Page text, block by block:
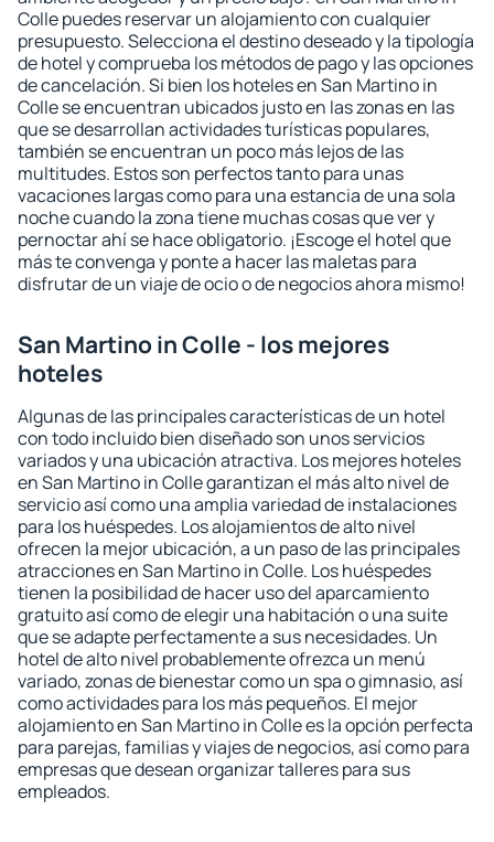
Colle puedes reservar un alojamiento con cualquier
presupuesto. Selecciona el destino deseado y la tipología
de hotel y comprueba los métodos de pago y las opciones
de cancelación. Si bien los hoteles en San Martino in
Colle se encuentran ubicados justo en las zonas en las
que se desarrollan actividades turísticas populares,
también se encuentran un poco más lejos de las
multitudes. Estos son perfectos tanto para unas
vacaciones largas como para una estancia de una sola
noche cuando la zona tiene muchas cosas que ver y
pernoctar ahí se hace obligatorio. ¡Escoge el hotel que
más te convenga y ponte a hacer las maletas para
disfrutar de un viaje de ocio o de negocios ahora mismo!
San Martino in Colle - los mejores
hoteles
Algunas de las principales características de un hotel
con todo incluido bien diseñado son unos servicios
variados y una ubicación atractiva. Los mejores hoteles
en San Martino in Colle garantizan el más alto nivel de
servicio así como una amplia variedad de instalaciones
para los huéspedes. Los alojamientos de alto nivel
ofrecen la mejor ubicación, a un paso de las principales
atracciones en San Martino in Colle. Los huéspedes
tienen la posibilidad de hacer uso del aparcamiento
gratuito así como de elegir una habitación o una suite
que se adapte perfectamente a sus necesidades. Un
hotel de alto nivel probablemente ofrezca un menú
variado, zonas de bienestar como un spa o gimnasio, así
como actividades para los más pequeños. El mejor
alojamiento en San Martino in Colle es la opción perfecta
para parejas, familias y viajes de negocios, así como para
empresas que desean organizar talleres para sus
empleados.